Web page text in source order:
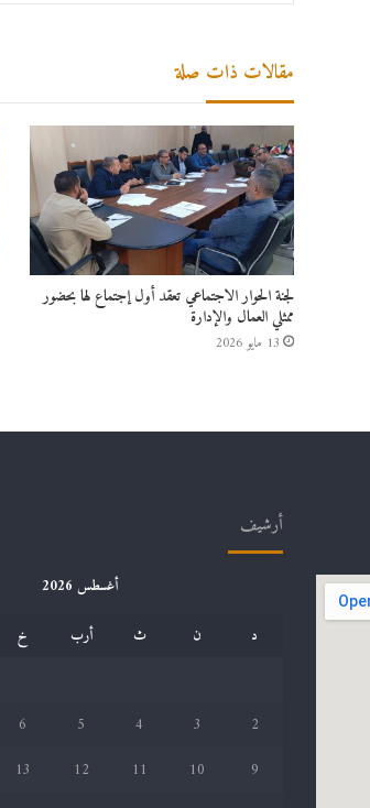
مقالات ذات صلة
لجنة الحوار الاجتماعي تعقد أول إجتماع لها بحضور
ممثلي العمال والإدارة
13 مايو 2026
أرشيف
أغسطس 2026
د
ن ث أرب خ
2
3
4
5
6
9
10
11
12
13